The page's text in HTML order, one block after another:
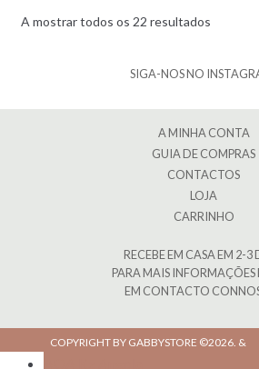
A mostrar todos os 22 resultados
SIGA-NOS NO
A MINHA CONTA
GUIA DE COMPRAS
CONTACTOS
LOJA
CARRINHO
RECEBE EM CASA EM 2-3
PARA MAIS INFORMAÇÕES
EM CONTACTO
COPYRIGHT BY GABBYSTORE ©2026. &